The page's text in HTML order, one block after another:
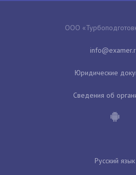
ООО
Юридические
Сведения об
Русский язык